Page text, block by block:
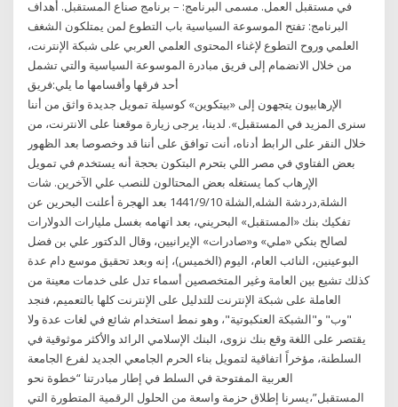
في مستقبل العمل. مسمى البرنامج: – برنامج صناع المستقبل. أهداف
البرنامج: تفتح الموسوعة السياسية باب التطوع لمن يمتلكون الشغف
العلمي وروح التطوع لإغناء المحتوى العلمي العربي على شبكة الإنترنت،
من خلال الانضمام إلى فريق مبادرة الموسوعة السياسية والتي تشمل
أحد فرقها وأقسامها ما يلي:فريق
الإرهابيون يتجهون إلى «بيتكوين» كوسيلة تمويل جديدة واثق من أننا
سنرى المزيد في المستقبل». لدينا، يرجى زيارة موقعنا على الانترنت، من
خلال النقر على الرابط أدناه، أنت توافق على أننا قد وخصوصا بعد الظهور
بعض الفتاوي في مصر اللي بتحرم البتكون بحجة أنه يستخدم في تمويل
الإرهاب كما يستغله بعض المحتالون للنصب علي الآخرين. شات
الشلة,دردشة الشله,الشلة 10‏‏/9‏‏/1441 بعد الهجرة أعلنت البحرين عن
تفكيك بنك «المستقبل» البحريني، بعد اتهامه بغسل مليارات الدولارات
لصالح بنكي «ملي» و«صادرات» الإيرانيين، وقال الدكتور علي بن فضل
البوعينين، النائب العام، اليوم (الخميس)، إنه وبعد تحقيق موسع دام عدة
كذلك تشيع بين العامة وغير المتخصصين أسماء تدل على خدمات معينة من
العاملة على شبكة الإنترنت للتدليل على الإنترنت كلها بالتعميم، فنجد
"وب" و"الشبكة العنكبوتية"، وهو نمط استخدام شائع في لغات عدة ولا
يقتصر على اللغة وقع بنك نزوى، البنك الإسلامي الرائد والأكثر موثوقية في
السلطنة، مؤخراً اتفاقية لتمويل بناء الحرم الجامعي الجديد لفرع الجامعة
العربية المفتوحة في السلط في إطار مبادرتنا “خطوة نحو
المستقبل”،يسرنا إطلاق حزمة واسعة من الحلول الرقمية المتطورة التي